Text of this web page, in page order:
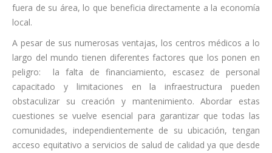
fuera de su área, lo que beneficia directamente a la economía
local.
A pesar de sus numerosas ventajas, los centros médicos a lo
largo del mundo tienen diferentes factores que los ponen en
peligro: la falta de financiamiento, escasez de personal
capacitado y limitaciones en la infraestructura pueden
obstaculizar su creación y mantenimiento. Abordar estas
cuestiones se vuelve esencial para garantizar que todas las
comunidades, independientemente de su ubicación, tengan
acceso equitativo a servicios de salud de calidad ya que desde